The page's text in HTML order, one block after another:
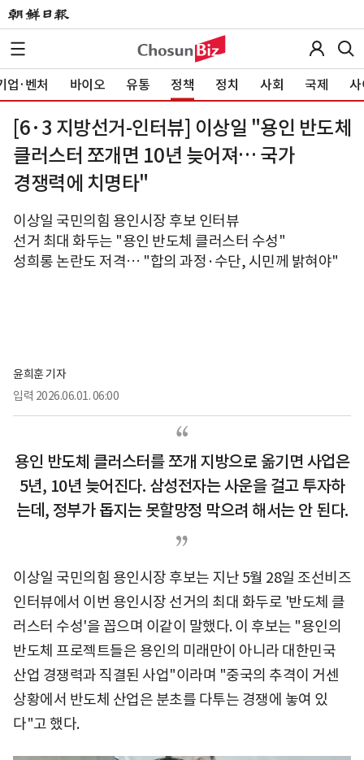
업·벤처 바이오 유통 정책 정치 사회 국제 사
[6·3 지방선거-인터뷰] 이상일 "용인 반도체
클러스터 쪼개면 10년 늦어져… 국가
경쟁력에 치명타"
이상일 국민의힘 용인시장 후보 인터뷰
선거 최대 화두는 "용인 반도체 클러스터 수성"
성희롱 논란도 저격… "합의 과정·수단, 시민께 밝혀야"
윤희훈 기자
입력 2026.06.01. 06:00
용인 반도체 클러스터를 쪼개 지방으로 옮기면 사업은
5년, 10년 늦어진다. 삼성전자는 사운을 걸고 투자하
는데, 정부가 돕지는 못할망정 막으려 해서는 안 된다.
이상일 국민의힘 용인시장 후보는 지난 5월 28일 조선비즈
인터뷰에서 이번 용인시장 선거의 최대 화두로 '반도체 클
러스터 수성'을 꼽으며 이같이 말했다. 이 후보는 "용인의
반도체 프로젝트들은 용인의 미래만이 아니라 대한민국
산업 경쟁력과 직결된 사업"이라며 "중국의 추격이 거센
상황에서 반도체 산업은 분초를 다투는 경쟁에 놓여 있
다"고 했다.